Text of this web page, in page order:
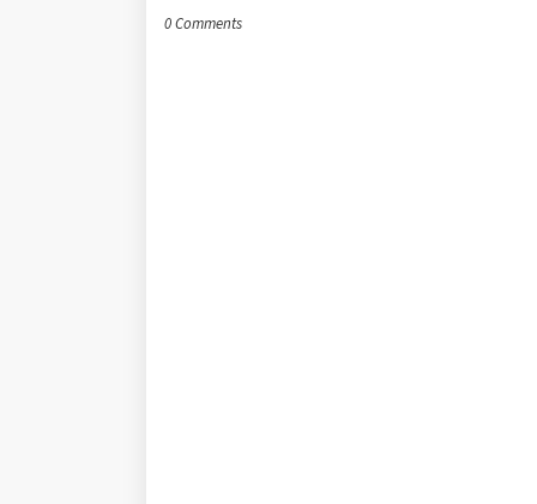
0 Comments